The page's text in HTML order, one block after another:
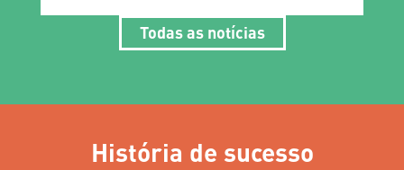
Todas as notícias
História de sucesso